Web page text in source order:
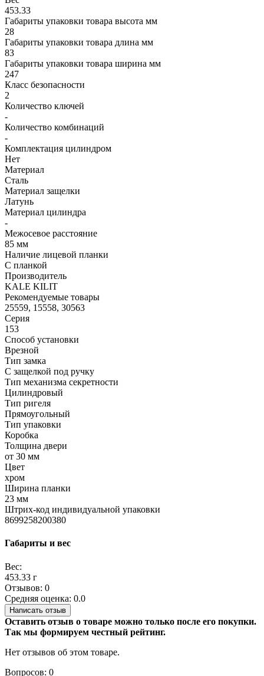
453.33
Габариты упаковки товара высота мм
28
Габариты упаковки товара длина мм
83
Габариты упаковки товара ширина мм
247
Класс безопасности
2
Количество ключей
-
Количество комбинаций
-
Комплектация цилиндром
Нет
Материал
Сталь
Материал защелки
Латунь
Материал цилиндра
-
Межосевое расстояние
85 мм
Наличие лицевой планки
С планкой
Производитель
KALE KILIT
Рекомендуемые товары
25559, 15558, 30563
Серия
153
Способ установки
Врезной
Тип замка
С защелкой под ручку
Тип механизма секретности
Цилиндровый
Тип ригеля
Прямоугольный
Тип упаковки
Коробка
Толщина двери
от 30 мм
Цвет
хром
Ширина планки
23 мм
Штрих-код индивидуальной упаковки
8699258200380
Габариты и вес
Вес:
453.33 г
Отзывов: 0
Средняя оценка: 0.0
Написать отзыв
Оставить отзыв о товаре можно только после его покупки.
Так мы формируем честный рейтинг.
Нет отзывов об этом товаре.
Вопросов: 0